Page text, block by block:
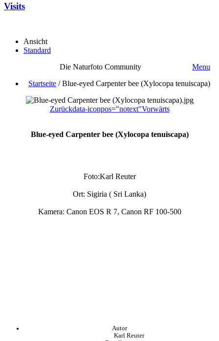
Visits
Ansicht
Standard
Die Naturfoto Community
Menu
Startseite /Blue-eyed Carpenter bee (Xylocopa tenuiscapa)
Zurückdata-iconpos="notext"Vorwärts
Blue-eyed Carpenter bee (Xylocopa tenuiscapa)
Foto:Karl Reuter
Ort: Sigiria ( Sri Lanka)
Kamera: Canon EOS R 7, Canon RF 100-500
Autor
Karl Reuter